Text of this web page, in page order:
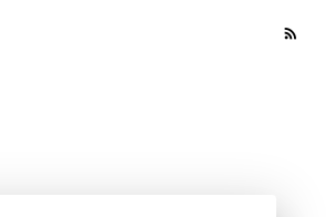
rss_feed